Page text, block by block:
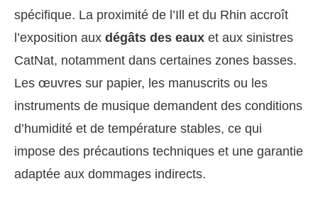
spécifique. La proximité de l’Ill et du Rhin accroît
l’exposition aux dégâts des eaux et aux sinistres
CatNat, notamment dans certaines zones basses.
Les œuvres sur papier, les manuscrits ou les
instruments de musique demandent des conditions
d’humidité et de température stables, ce qui
impose des précautions techniques et une garantie
adaptée aux dommages indirects.